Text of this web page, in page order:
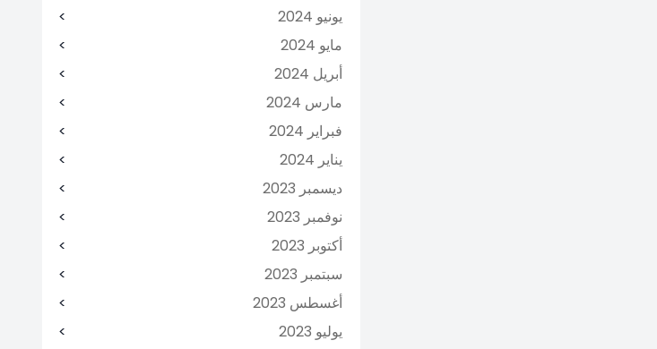
يونيو 2024
مايو 2024
أبريل 2024
مارس 2024
فبراير 2024
يناير 2024
ديسمبر 2023
نوفمبر 2023
أكتوبر 2023
سبتمبر 2023
أغسطس 2023
يوليو 2023